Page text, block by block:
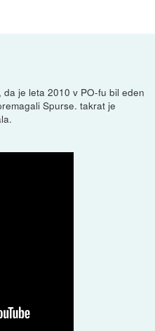
je leta 2010 v PO-fu bil eden
Spurse. takrat je